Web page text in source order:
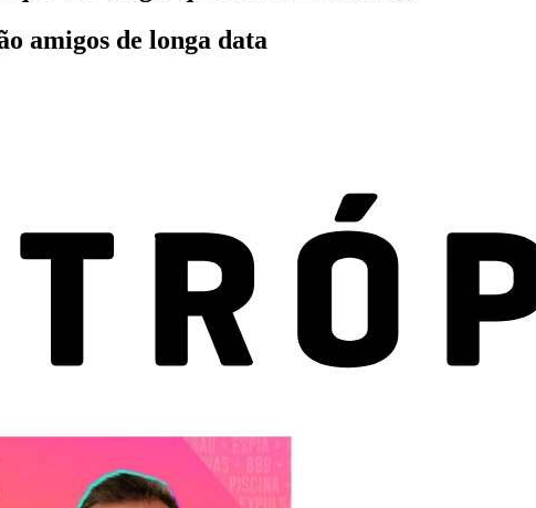
amigos de longa data